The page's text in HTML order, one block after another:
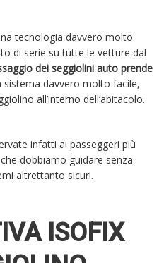
tecnologia davvero molto
di serie su tutte le vetture dal
dei seggiolini auto prende
sistema davvero molto facile,
all’interno dell’abitacolo.
infatti ai passeggeri più
dobbiamo guidare senza
altrettanto sicuri.
ISOFIX